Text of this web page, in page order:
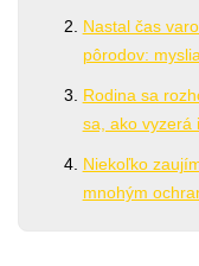
Nastal čas
pôrodov:
Rodina sa
sa, ako vyzerá
Niekoľko
mnohým